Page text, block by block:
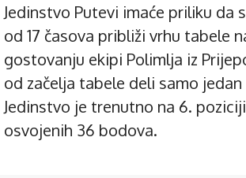
Jedinstvo Putevi imaće priliku da
od 17 časova približi vrhu tabele
gostovanju ekipi Polimlja iz
od začelja tabele deli samo
Jedinstvo je trenutno na 6.
osvojenih 36 bodova.